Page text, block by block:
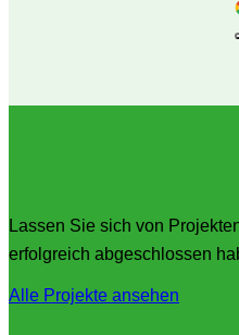
Lassen Sie sich von
erfolgreich abgeschlossen
Alle Projekte ansehen